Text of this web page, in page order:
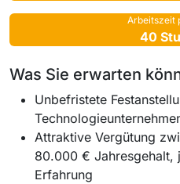
Arbeitszeit
40
Was Sie erwarten
Unbefristete
Attraktive Vergütung
80.000 € Jahresgehalt,
Erfahrung